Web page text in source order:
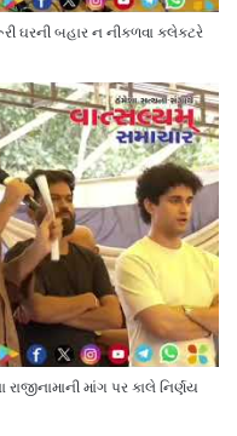
ઘરની બહાર ન નીકળવા કલેક્ટરે
રાજીનામાની માંગ પર કાલે નિર્ણય